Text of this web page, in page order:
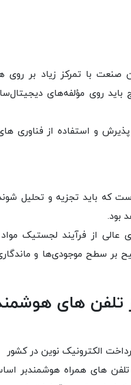
صنعت با تمرکز زیاد بر روی
روی مؤلفه‌های
و استفاده از فناوری
که باید تجزیه و تحلیل
بود.
عالی از فرآیند لجستیک
بر سطح موجودی‌ها و
تلفن های
الکترونیک نوین در کشور
های همراه هوشمندبر